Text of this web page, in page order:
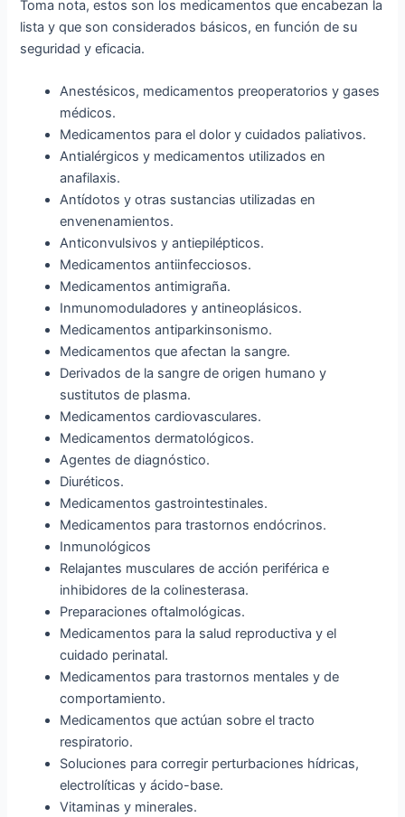
Toma nota, estos son los medicamentos que encabezan la
lista y que son considerados básicos, en función de su
seguridad y eficacia.
Anestésicos, medicamentos preoperatorios y gases
médicos.
Medicamentos para el dolor y cuidados paliativos.
Antialérgicos y medicamentos utilizados en
anafilaxis.
Antídotos y otras sustancias utilizadas en
envenenamientos.
Anticonvulsivos y antiepilépticos.
Medicamentos antiinfecciosos.
Medicamentos antimigraña.
Inmunomoduladores y antineoplásicos.
Medicamentos antiparkinsonismo.
Medicamentos que afectan la sangre.
Derivados de la sangre de origen humano y
sustitutos de plasma.
Medicamentos cardiovasculares.
Medicamentos dermatológicos.
Agentes de diagnóstico.
Diuréticos.
Medicamentos gastrointestinales.
Medicamentos para trastornos endócrinos.
Inmunológicos
Relajantes musculares de acción periférica e
inhibidores de la colinesterasa.
Preparaciones oftalmológicas.
Medicamentos para la salud reproductiva y el
cuidado perinatal.
Medicamentos para trastornos mentales y de
comportamiento.
Medicamentos que actúan sobre el tracto
respiratorio.
Soluciones para corregir perturbaciones hídricas,
electrolíticas y ácido-base.
Vitaminas y minerales.